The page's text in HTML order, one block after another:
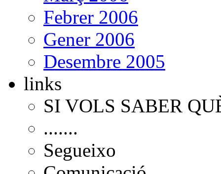
Febrer 2006
Gener 2006
Desembre 2005
links
SI VOLS SABER
.......
Segueixo